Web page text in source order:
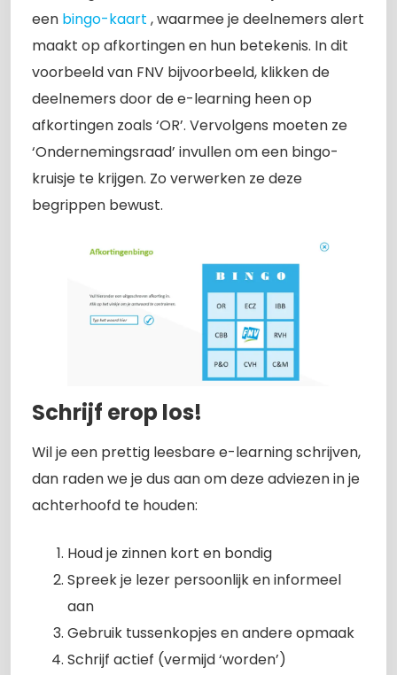
een bingo-kaart , waarmee je deelnemers alert
maakt op afkortingen en hun betekenis. In dit
voorbeeld van FNV bijvoorbeeld, klikken de
deelnemers door de e-learning heen op
afkortingen zoals ‘OR’. Vervolgens moeten ze
‘Ondernemingsraad’ invullen om een bingo-
kruisje te krijgen. Zo verwerken ze deze
begrippen bewust.
Schrijf erop los!
Wil je een prettig leesbare e-learning schrijven,
dan raden we je dus aan om deze adviezen in je
achterhoofd te houden:
Houd je zinnen kort en bondig
Spreek je lezer persoonlijk en informeel
aan
Gebruik tussenkopjes en andere opmaak
Schrijf actief (vermijd ‘worden’)